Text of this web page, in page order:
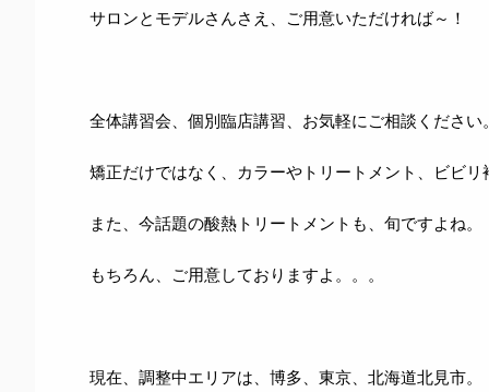
サロンとモデルさんさえ、ご用意いただければ～！
全体講習会、個別臨店講習、お気軽にご相談ください
矯正だけではなく、カラーやトリートメント、ビビリ
また、今話題の酸熱トリートメントも、旬ですよね。
もちろん、ご用意しておりますよ。。。
現在、調整中エリアは、博多、東京、北海道北見市。